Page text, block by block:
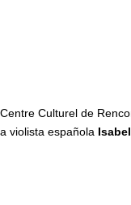
(Centre Culturel de
viola sola de la violista